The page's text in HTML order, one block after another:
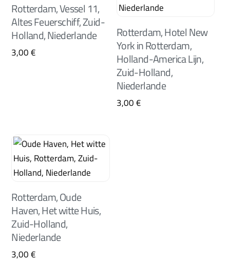
Rotterdam, Vessel 11,
Altes Feuerschiff, Zuid-
Holland, Niederlande
3,00€
Rotterdam, Hotel New
York in Rotterdam,
Holland-America Lijn,
Zuid-Holland,
Niederlande
3,00€
Rotterdam, Oude
Haven, Het witte Huis,
Zuid-Holland,
Niederlande
3,00€